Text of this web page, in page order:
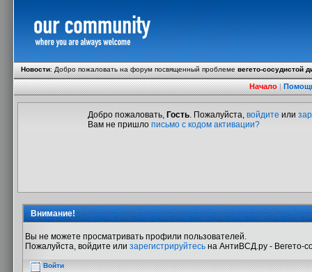
Новости:Добро пожаловать на форум посвященный проблемевегето-сосудистой
Начало|
Добро пожаловать, Гость. Пожалуйста, войдите или
Вам не пришло письмо с кодом активации?
Внимание!
Вы не можете просматривать профили пользователей.
Пожалуйста, войдите или зарегистрируйтесь на АнтиВСД.ру - Вегето-
Войти